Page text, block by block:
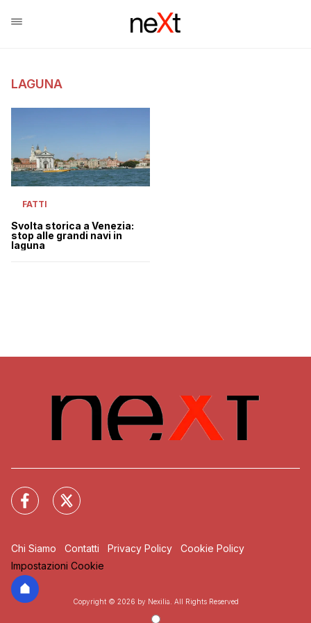
LAGUNA
FATTI
Svolta storica a Venezia:
stop alle grandi navi in
laguna
Chi Siamo Contatti Privacy Policy
Cookie Policy
Impostazioni Cookie
Copyright © 2026 by Nexilia. All Rights Reserved